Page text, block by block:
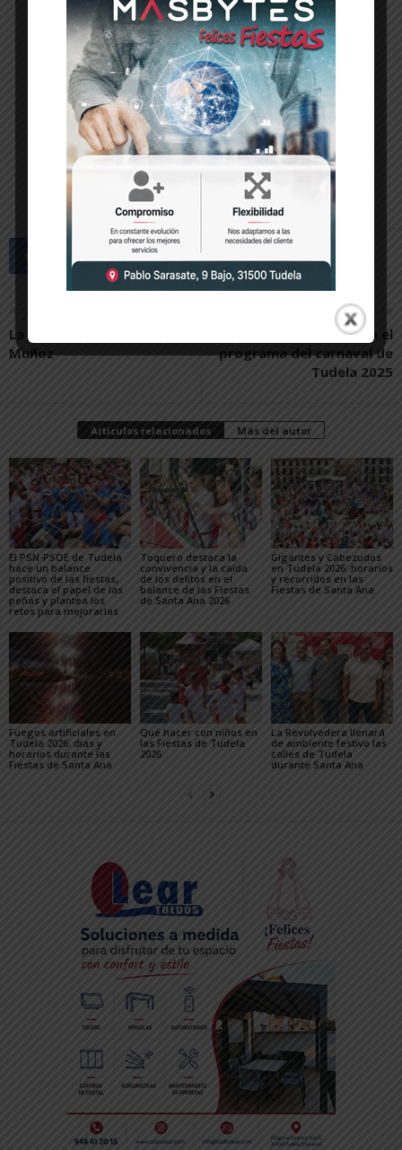
Artículo anterior
La infiltrada, por Carlos
Muñoz
Artículo siguiente
Festejos presenta el
programa del carnaval de
Tudela 2025
Artículos relacionados Más del autor
El PSN-PSOE de Tudela
hace un balance
positivo de las fiestas,
destaca el papel de las
peñas y plantea los
retos para mejorarlas
Toquero destaca la
convivencia y la caída
de los delitos en el
balance de las Fiestas
de Santa Ana 2026
Gigantes y Cabezudos
en Tudela 2026: horarios
y recorridos en las
Fiestas de Santa Ana
Fuegos artificiales en
Tudela 2026: días y
horarios durante las
Fiestas de Santa Ana
Qué hacer con niños en
las Fiestas de Tudela
2026
La Revolvedera llenará
de ambiente festivo las
calles de Tudela
durante Santa Ana